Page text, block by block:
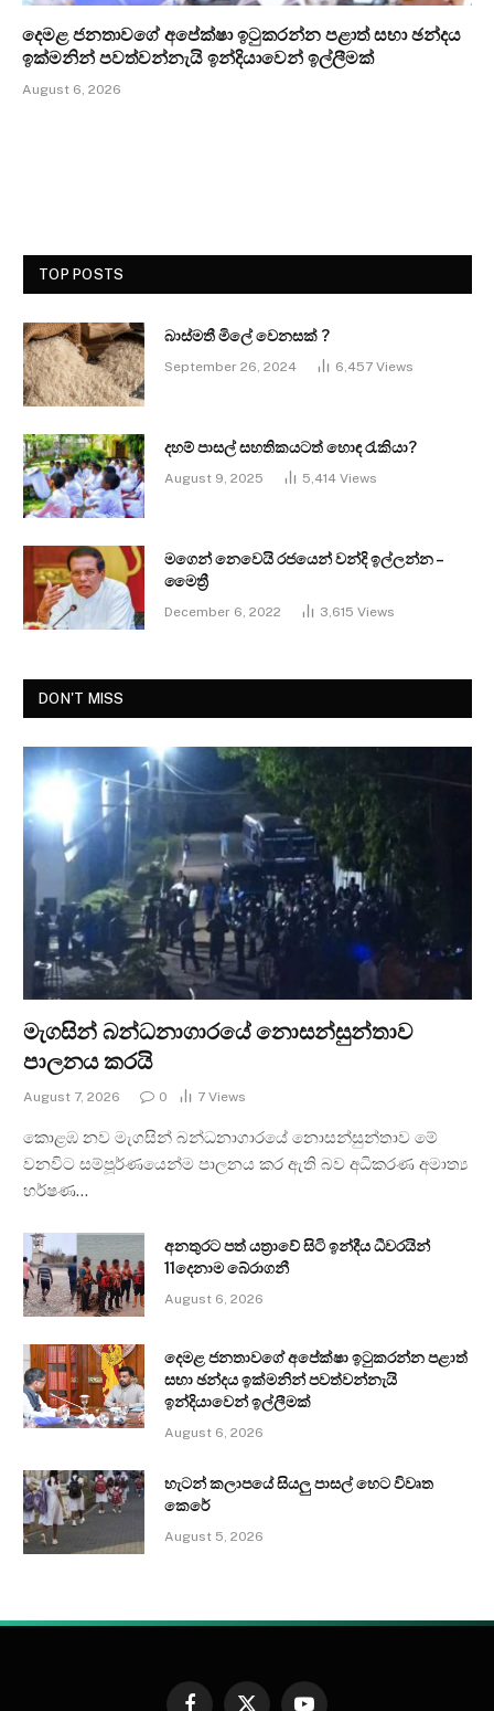
දෙමළ ජනතාවගේ අපේක්ෂා ඉටුකරන්න පළාත් සභා ඡන්දය
ඉක්මනින් පවත්වන්නැයි ඉන්දියාවෙන් ඉල්ලීමක්
August 6, 2026
TOP POSTS
බාස්මතී මිලේ වෙනසක් ?
September 26, 2024 6,457 Views
දහම් පාසල් සහතිකයටත් හොඳ රැකියා?
August 9, 2025 5,414 Views
මගෙන් නෙවෙයි රජයෙන් වන්දි ඉල්ලන්න –
මෛත්‍රී
December 6, 2022 3,615 Views
DON'T MISS
මැගසින් බන්ධනාගාරයේ නොසන්සුන්තාව
පාලනය කරයි
August 7, 2026 0 7 Views
කොළඹ නව මැගසින් බන්ධනාගාරයේ නොසන්සුන්තාව මේ
වනවිට සම්පූර්ණයෙන්ම පාලනය කර ඇති බව අධිකරණ අමාත්‍ය
හර්ෂණ…
අනතුරට පත් යත්‍රාවේ සිටි ඉන්දීය ධීවරයින්
11දෙනාම බේරාගනී
August 6, 2026
දෙමළ ජනතාවගේ අපේක්ෂා ඉටුකරන්න පළාත්
සභා ඡන්දය ඉක්මනින් පවත්වන්නැයි
ඉන්දියාවෙන් ඉල්ලීමක්
August 6, 2026
හැටන් කලාපයේ සියලු පාසල් හෙට විවෘත
කෙරේ
August 5, 2026